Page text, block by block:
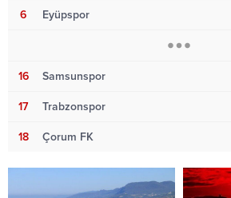
6 Eyüpspor
16 Samsunspor
17 Trabzonspor
18 Çorum FK